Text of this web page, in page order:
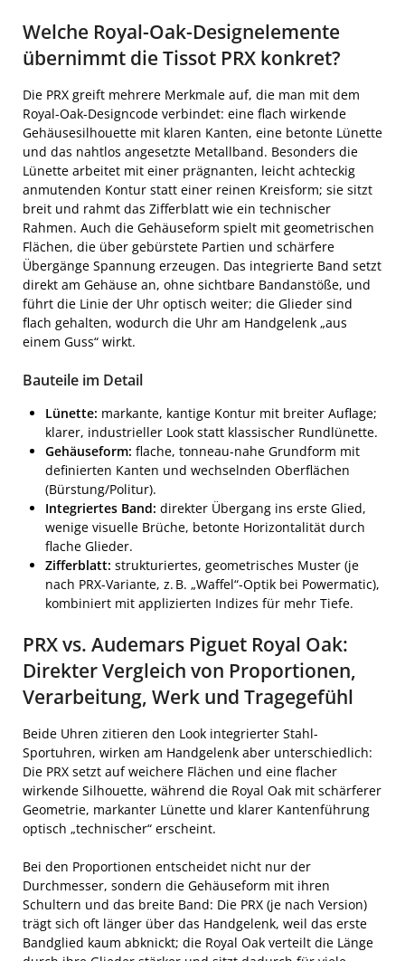
Welche Royal-Oak-Designelemente
übernimmt die Tissot PRX konkret?
Die PRX greift mehrere Merkmale auf, die man mit dem
Royal-Oak-Designcode verbindet: eine flach wirkende
Gehäusesilhouette mit klaren Kanten, eine betonte Lünette
und das nahtlos angesetzte Metallband. Besonders die
Lünette arbeitet mit einer prägnanten, leicht achteckig
anmutenden Kontur statt einer reinen Kreisform; sie sitzt
breit und rahmt das Zifferblatt wie ein technischer
Rahmen. Auch die Gehäuseform spielt mit geometrischen
Flächen, die über gebürstete Partien und schärfere
Übergänge Spannung erzeugen. Das integrierte Band setzt
direkt am Gehäuse an, ohne sichtbare Bandanstöße, und
führt die Linie der Uhr optisch weiter; die Glieder sind
flach gehalten, wodurch die Uhr am Handgelenk „aus
einem Guss“ wirkt.
Bauteile im Detail
Lünette: markante, kantige Kontur mit breiter Auflage;
klarer, industrieller Look statt klassischer Rundlünette.
Gehäuseform: flache, tonneau-nahe Grundform mit
definierten Kanten und wechselnden Oberflächen
(Bürstung/Politur).
Integriertes Band: direkter Übergang ins erste Glied,
wenige visuelle Brüche, betonte Horizontalität durch
flache Glieder.
Zifferblatt: strukturiertes, geometrisches Muster (je
nach PRX-Variante, z. B. „Waffel“-Optik bei Powermatic),
kombiniert mit applizierten Indizes für mehr Tiefe.
PRX vs. Audemars Piguet Royal Oak:
Direkter Vergleich von Proportionen,
Verarbeitung, Werk und Tragegefühl
Beide Uhren zitieren den Look integrierter Stahl-
Sportuhren, wirken am Handgelenk aber unterschiedlich:
Die PRX setzt auf weichere Flächen und eine flacher
wirkende Silhouette, während die Royal Oak mit schärferer
Geometrie, markanter Lünette und klarer Kantenführung
optisch „technischer“ erscheint.
Bei den Proportionen entscheidet nicht nur der
Durchmesser, sondern die Gehäuseform mit ihren
Schultern und das breite Band: Die PRX (je nach Version)
trägt sich oft länger über das Handgelenk, weil das erste
Bandglied kaum abknickt; die Royal Oak verteilt die Länge